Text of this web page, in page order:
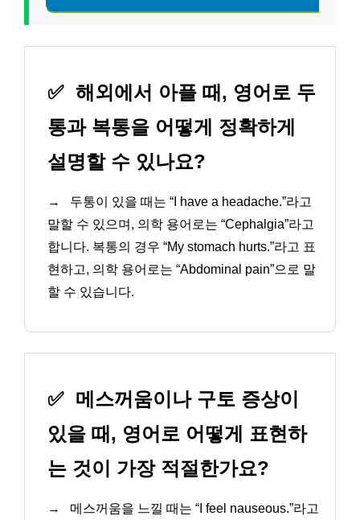
✅ 해외에서 아플 때, 영어로 두
통과 복통을 어떻게 정확하게
설명할 수 있나요?
→
두통이 있을 때는 “I have a headache.”라고
말할 수 있으며, 의학 용어로는 “Cephalgia”라고
합니다. 복통의 경우 “My stomach hurts.”라고 표
현하고, 의학 용어로는 “Abdominal pain”으로 말
할 수 있습니다.
✅ 메스꺼움이나 구토 증상이
있을 때, 영어로 어떻게 표현하
는 것이 가장 적절한가요?
→
메스꺼움을 느낄 때는 “I feel nauseous.”라고